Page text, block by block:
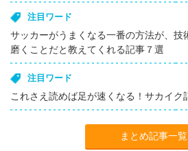
注目ワード
サッカーがうまくなる一番の方法が、技
磨くことだと教えてくれる記事７選
注目ワード
これさえ読めば足が速くなる！サカイク
まとめ記事一覧